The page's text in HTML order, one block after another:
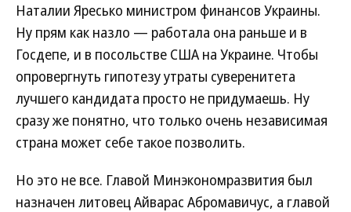
Наталии Яресько министром финансов Украины.
Ну прям как назло — работала она раньше и в
Госдепе, и в посольстве США на Украине. Чтобы
опровергнуть гипотезу утраты суверенитета
лучшего кандидата просто не придумаешь. Ну
сразу же понятно, что только очень независимая
страна может себе такое позволить.
Но это не все. Главой Минэкономразвития был
назначен литовец Айварас Абромавичус, а главой